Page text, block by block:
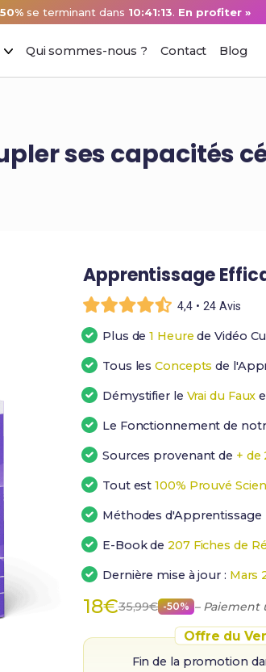
se terminant dans 10:41:12. En profiter »
Qui sommes-nous ? Contact Blog
ses capacités
Apprentissage
4,4 • 24 Avis
Plus de1 Heure de Vidéo
Tous lesConcepts de
Démystifier le Vrai du Faux
Le Fonctionnement de
Sources provenant de + de
Tout est100% Prouvé
Méthodes d'Apprentissage
E-Book de 207 Fiches de
Dernière mise à jour : Mars
18€35,99€ -50% – Paiement
Offre du
Fin de la promotion